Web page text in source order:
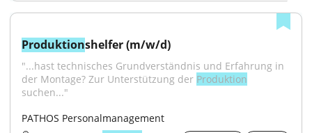
Produktionshelfer (m/w/d)
"...hast technisches Grundverständnis und Erfahrung in
der Montage? Zur Unterstützung der Produktion
suchen..."
PATHOS Personalmanagement